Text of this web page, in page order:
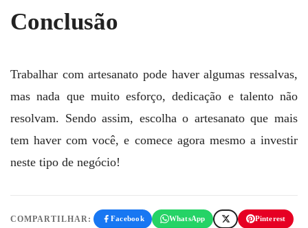
Conclusão
Trabalhar com artesanato pode haver algumas ressalvas,
mas nada que muito esforço, dedicação e talento não
resolvam. Sendo assim, escolha o artesanato que mais
tem haver com você, e comece agora mesmo a investir
neste tipo de negócio!
COMPARTILHAR: Facebook WhatsApp Pinterest